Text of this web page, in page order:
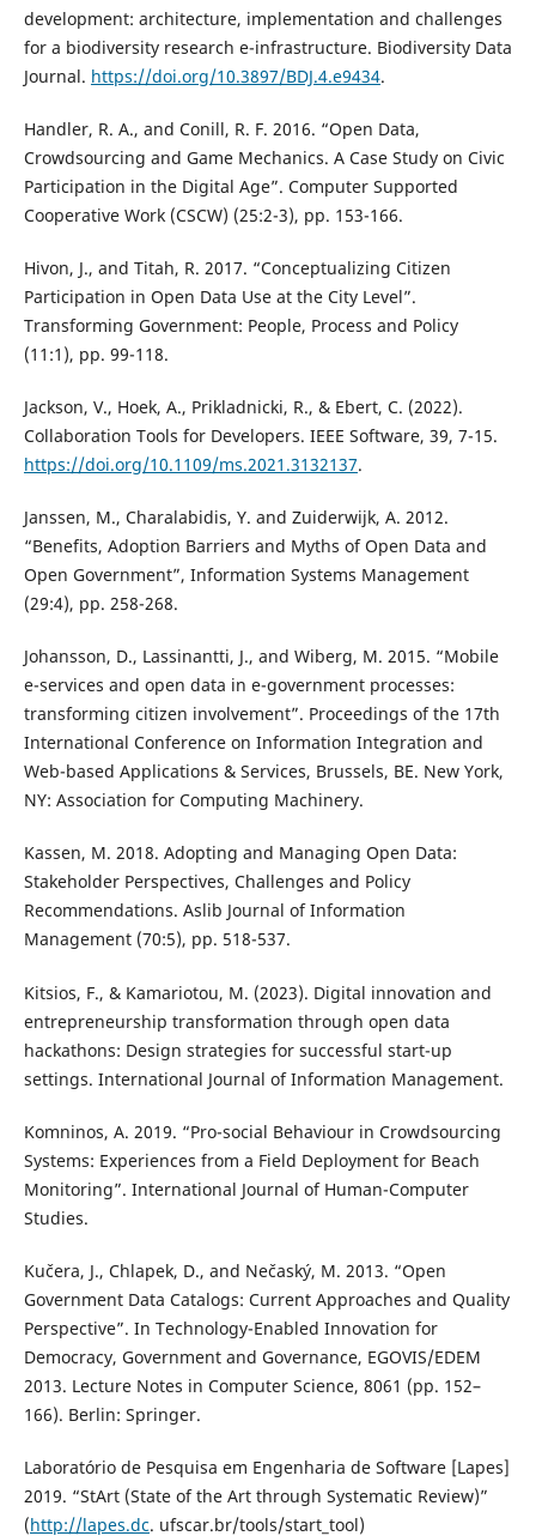
development: architecture, implementation and challenges
for a biodiversity research e-infrastructure. Biodiversity Data
Journal. https://doi.org/10.3897/BDJ.4.e9434.
Handler, R. A., and Conill, R. F. 2016. “Open Data,
Crowdsourcing and Game Mechanics. A Case Study on Civic
Participation in the Digital Age”. Computer Supported
Cooperative Work (CSCW) (25:2-3), pp. 153-166.
Hivon, J., and Titah, R. 2017. “Conceptualizing Citizen
Participation in Open Data Use at the City Level”.
Transforming Government: People, Process and Policy
(11:1), pp. 99-118.
Jackson, V., Hoek, A., Prikladnicki, R., & Ebert, C. (2022).
Collaboration Tools for Developers. IEEE Software, 39, 7-15.
https://doi.org/10.1109/ms.2021.3132137.
Janssen, M., Charalabidis, Y. and Zuiderwijk, A. 2012.
“Benefits, Adoption Barriers and Myths of Open Data and
Open Government”, Information Systems Management
(29:4), pp. 258-268.
Johansson, D., Lassinantti, J., and Wiberg, M. 2015. “Mobile
e-services and open data in e-government processes:
transforming citizen involvement”. Proceedings of the 17th
International Conference on Information Integration and
Web-based Applications & Services, Brussels, BE. New York,
NY: Association for Computing Machinery.
Kassen, M. 2018. Adopting and Managing Open Data:
Stakeholder Perspectives, Challenges and Policy
Recommendations. Aslib Journal of Information
Management (70:5), pp. 518-537.
Kitsios, F., & Kamariotou, M. (2023). Digital innovation and
entrepreneurship transformation through open data
hackathons: Design strategies for successful start-up
settings. International Journal of Information Management.
Komninos, A. 2019. “Pro-social Behaviour in Crowdsourcing
Systems: Experiences from a Field Deployment for Beach
Monitoring”. International Journal of Human-Computer
Studies.
Kučera, J., Chlapek, D., and Nečaský, M. 2013. “Open
Government Data Catalogs: Current Approaches and Quality
Perspective”. In Technology-Enabled Innovation for
Democracy, Government and Governance, EGOVIS/EDEM
2013. Lecture Notes in Computer Science, 8061 (pp. 152–
166). Berlin: Springer.
Laboratório de Pesquisa em Engenharia de Software [Lapes]
2019. “StArt (State of the Art through Systematic Review)”
(http://lapes.dc. ufscar.br/tools/start_tool)